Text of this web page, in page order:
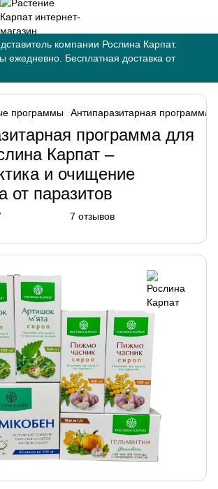
компании Рослина Карпат.
ежедневно. Бесплатная доставка от
программы Антипаразитарная программа
программа для
Карпат –
и очищение
от паразитов
7 отзывов